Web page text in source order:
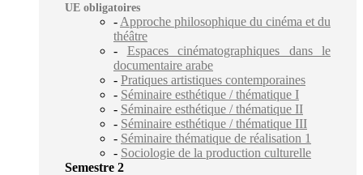
UE obligatoires
- Approche philosophique du cinéma et du
théâtre
- Espaces cinématographiques dans le
documentaire arabe
- Pratiques artistiques contemporaines
- Séminaire esthétique / thématique I
- Séminaire esthétique / thématique II
- Séminaire esthétique / thématique III
- Séminaire thématique de réalisation 1
- Sociologie de la production culturelle
Semestre 2